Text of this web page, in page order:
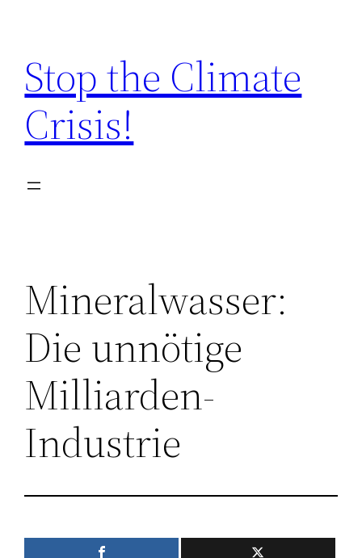
springen
Stop the Climate
Crisis!
Mineralwasser:
Die unnötige
Milliarden-
Industrie